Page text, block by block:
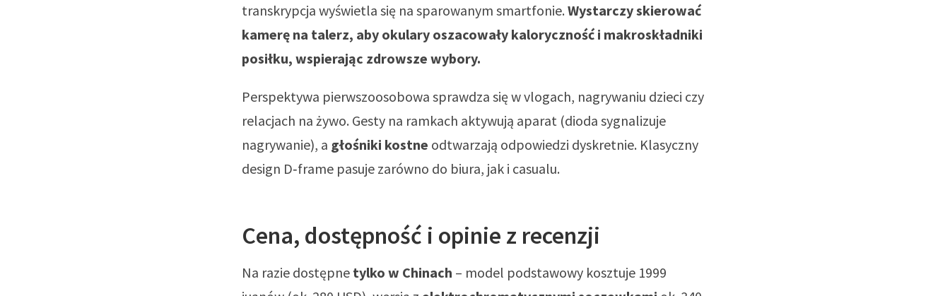
transkrypcja wyświetla się na sparowanym smartfonie. Wystarczy skierować
kamerę na talerz, aby okulary oszacowały kaloryczność i makroskładniki
posiłku, wspierając zdrowsze wybory.
Perspektywa pierwszoosobowa sprawdza się w vlogach, nagrywaniu dzieci czy
relacjach na żywo. Gesty na ramkach aktywują aparat (dioda sygnalizuje
nagrywanie), a głośniki kostne odtwarzają odpowiedzi dyskretnie. Klasyczny
design D‑frame pasuje zarówno do biura, jak i casualu.
Cena, dostępność i opinie z recenzji
Na razie dostępne tylko w Chinach – model podstawowy kosztuje 1999